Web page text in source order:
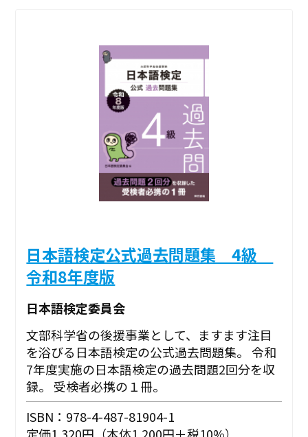
日本語検定公式過去問題集 4級
令和8年度版
日本語検定委員会
文部科学省の後援事業として、ますます注目
を浴びる日本語検定の公式過去問題集。 令和
7年度実施の日本語検定の過去問題2回分を収
録。 受検者必携の１冊。
ISBN：978-4-487-81904-1